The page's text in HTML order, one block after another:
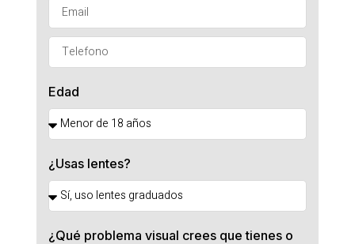
Edad
¿Usas lentes?
¿Qué problema visual crees que tienes o